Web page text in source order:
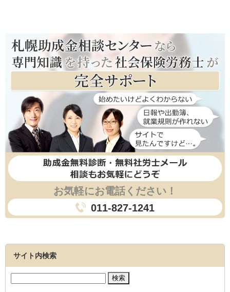
お気軽にお電話ください！
011-827-1241
サイト内検索